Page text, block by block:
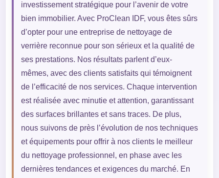
investissement stratégique pour l’avenir de votre
bien immobilier. Avec ProClean IDF, vous êtes sûrs
d’opter pour une entreprise de nettoyage de
verrière reconnue pour son sérieux et la qualité de
ses prestations. Nos résultats parlent d’eux-
mêmes, avec des clients satisfaits qui témoignent
de l’efficacité de nos services. Chaque intervention
est réalisée avec minutie et attention, garantissant
des surfaces brillantes et sans traces. De plus,
nous suivons de près l’évolution de nos techniques
et équipements pour offrir à nos clients le meilleur
du nettoyage professionnel, en phase avec les
dernières tendances et exigences du marché. En